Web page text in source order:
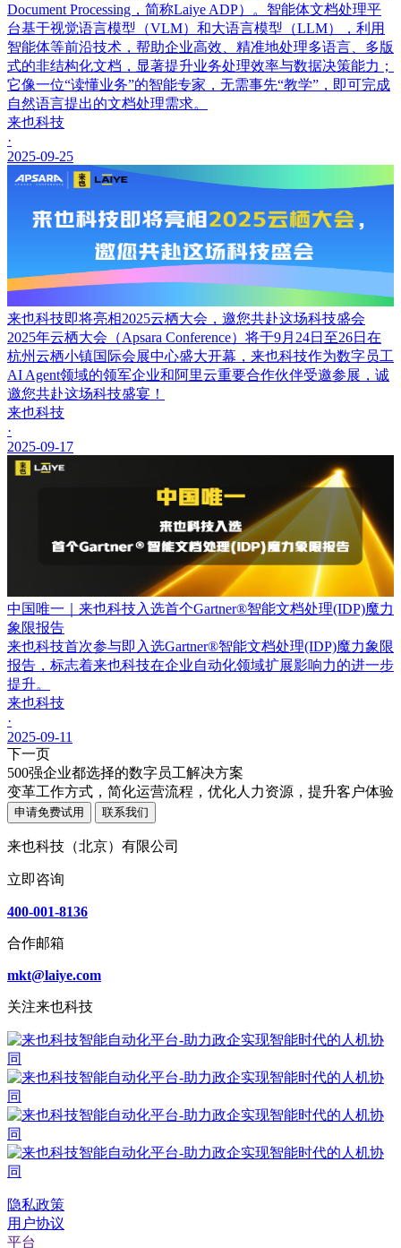
Document Processing，简称Laiye ADP）。智能体文档处理平
台基于视觉语言模型（VLM）和大语言模型（LLM），利用
智能体等前沿技术，帮助企业高效、精准地处理多语言、多版
式的非结构化文档，显著提升业务处理效率与数据决策能力；
它像一位“读懂业务”的智能专家，无需事先“教学”，即可完成
自然语言提出的文档处理需求。
来也科技
·
2025-09-25
来也科技即将亮相2025云栖大会，邀您共赴这场科技盛会
2025年云栖大会（Apsara Conference）将于9月24日至26日在
杭州云栖小镇国际会展中心盛大开幕，来也科技作为数字员工
AI Agent领域的领军企业和阿里云重要合作伙伴受邀参展，诚
邀您共赴这场科技盛宴！
来也科技
·
2025-09-17
中国唯一｜来也科技入选首个Gartner®智能文档处理(IDP)魔力
象限报告
来也科技首次参与即入选Gartner®智能文档处理(IDP)魔力象限
报告，标志着来也科技在企业自动化领域扩展影响力的进一步
提升。
来也科技
·
2025-09-11
下一页
500强企业都选择的数字员工解决方案
变革工作方式，简化运营流程，优化人力资源，提升客户体验
申请免费试用 联系我们
来也科技（北京）有限公司
立即咨询
400-001-8136
合作邮箱
mkt@laiye.com
关注来也科技
隐私政策
用户协议
平台